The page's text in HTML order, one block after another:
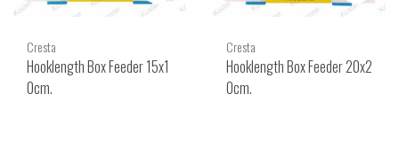
Cresta
Hooklength Box Feeder 15x1
0cm.
Cresta
Hooklength Box Feeder 20x2
0cm.